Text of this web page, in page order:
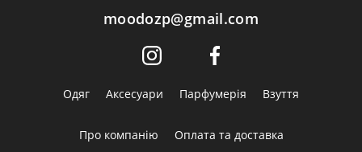
moodozp@gmail.com
Одяг Аксесуари Парфумерія Взуття
Про компанію Оплата та доставка